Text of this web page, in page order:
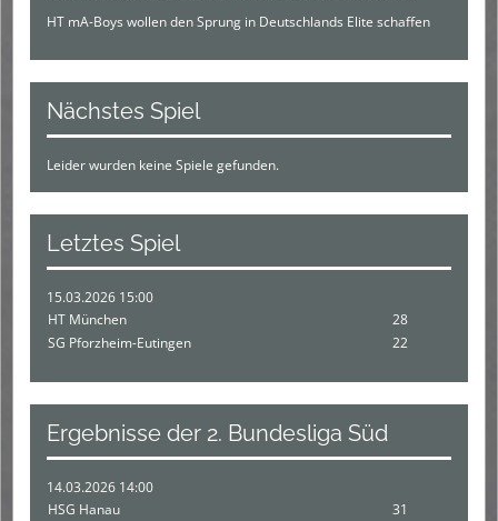
HT mA-Boys wollen den Sprung in Deutschlands Elite schaffen
Nächstes Spiel
Leider wurden keine Spiele gefunden.
Letztes Spiel
15.03.2026 15:00
HT München
28
SG Pforzheim-Eutingen
22
Ergebnisse der 2. Bundesliga Süd
14.03.2026 14:00
HSG Hanau
31